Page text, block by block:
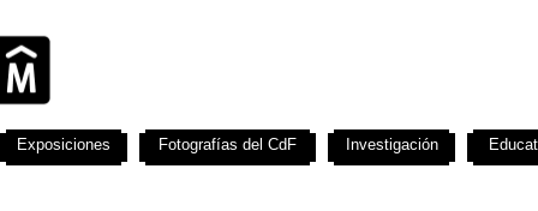
Exposiciones Fotografías del CdF Investigación